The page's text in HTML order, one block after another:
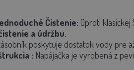
Čistenie: Oproti
a údržbu.
poskytuje dostatok vody pre
: Napájačka je vyrobená z